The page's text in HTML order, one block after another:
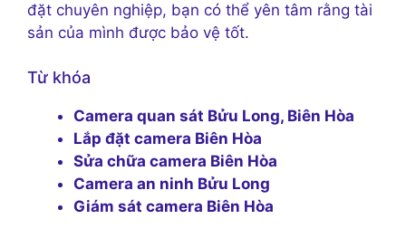
đặt chuyên nghiệp, bạn có thể yên tâm rằng tài
sản của mình được bảo vệ tốt.
Từ khóa
Camera quan sát Bửu Long, Biên Hòa
Lắp đặt camera Biên Hòa
Sửa chữa camera Biên Hòa
Camera an ninh Bửu Long
Giám sát camera Biên Hòa